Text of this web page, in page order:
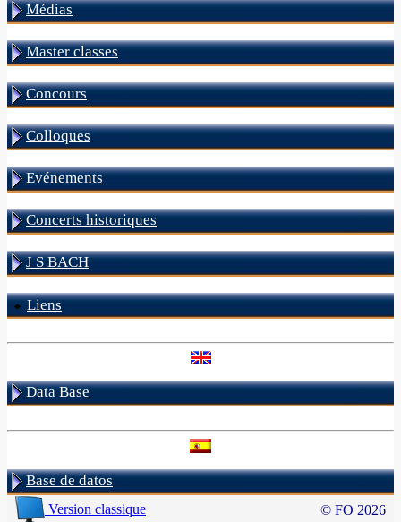
Médias
Master classes
Concours
Colloques
Evénements
Concerts historiques
J S BACH
Liens
Data Base
Base de datos
Version classique © FO 2026